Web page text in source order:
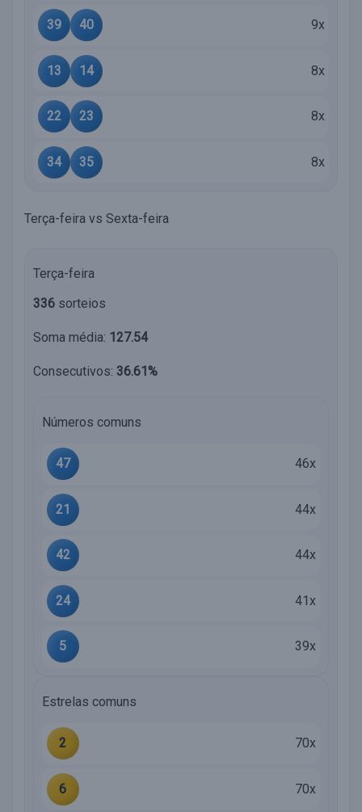
39 40 9x
13 14 8x
22 23 8x
34 35 8x
Terça-feira vs Sexta-feira
Terça-feira
336 sorteios
Soma média: 127.54
Consecutivos: 36.61%
Números comuns
47 46x
21 44x
42 44x
24 41x
5 39x
Estrelas comuns
2 70x
6 70x